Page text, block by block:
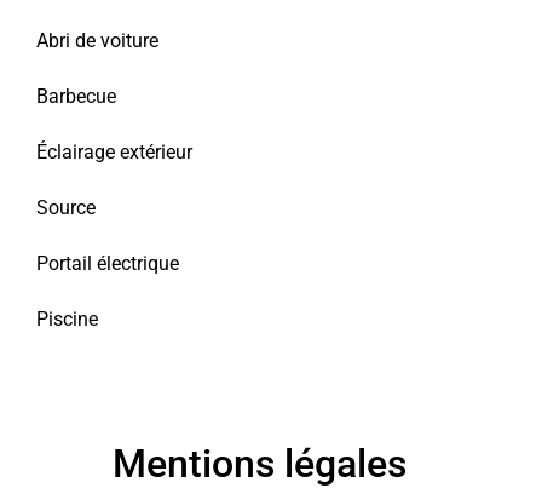
Abri de voiture
Barbecue
Éclairage extérieur
Source
Portail électrique
Piscine
Mentions légales